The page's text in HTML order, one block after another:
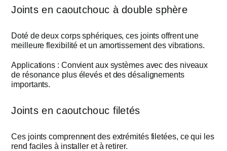
Joints en caoutchouc à double sphère
Doté de deux corps sphériques, ces joints offrent une
meilleure flexibilité et un amortissement des vibrations.
Applications : Convient aux systèmes avec des niveaux
de résonance plus élevés et des désalignements
importants.
Joints en caoutchouc filetés
Ces joints comprennent des extrémités filetées, ce qui les
rend faciles à installer et à retirer.